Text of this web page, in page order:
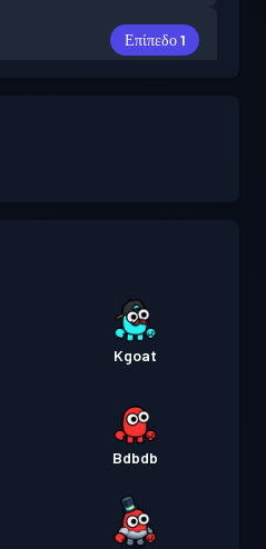
Επίπεδο 1
Kgoat
Bdbdb